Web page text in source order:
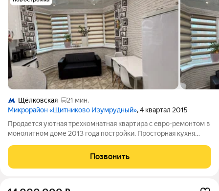
Щёлковская
21 мин.
Микрорайон «Щитниково Изумрудный», 4 квартал 2015
Продается уютная трехкомнатная квартира с евро-ремонтом в
монолитном доме 2013 года постройки. Просторная кухня
Комнаты смежные, что обеспечивает комфорт и приватность.
Из окон открывается вид
Позвонить